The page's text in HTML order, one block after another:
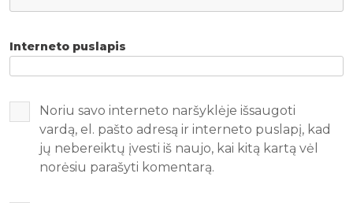
Interneto puslapis
Noriu savo interneto naršyklėje išsaugoti
vardą, el. pašto adresą ir interneto puslapį, kad
jų nebereiktų įvesti iš naujo, kai kitą kartą vėl
norėsiu parašyti komentarą.